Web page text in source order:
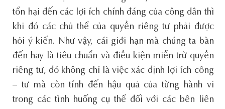
tổn hại đến các lợi ích chính đáng của công dân thì
khi đó các chủ thể của quyền riêng tư phải được
hỏi ý kiến. Như vậy, cái giới hạn mà chúng ta bàn
đến hay là tiêu chuẩn và điều kiện miễn trừ quyền
riêng tư, đó không chỉ là việc xác định lợi ích công
– tư mà còn tính đến hậu quả của từng hành vi
trong các tình huống cụ thể đối với các bên liên